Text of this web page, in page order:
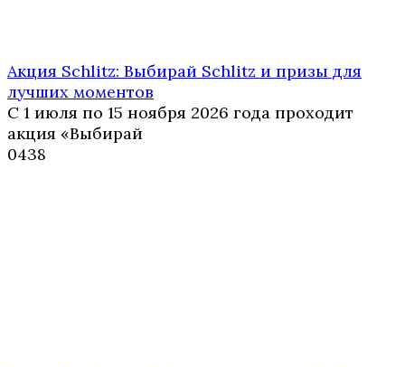
Акция Schlitz: Выбирай Schlitz и призы для
лучших моментов
С 1 июля по 15 ноября 2026 года проходит
акция «Выбирай
0438